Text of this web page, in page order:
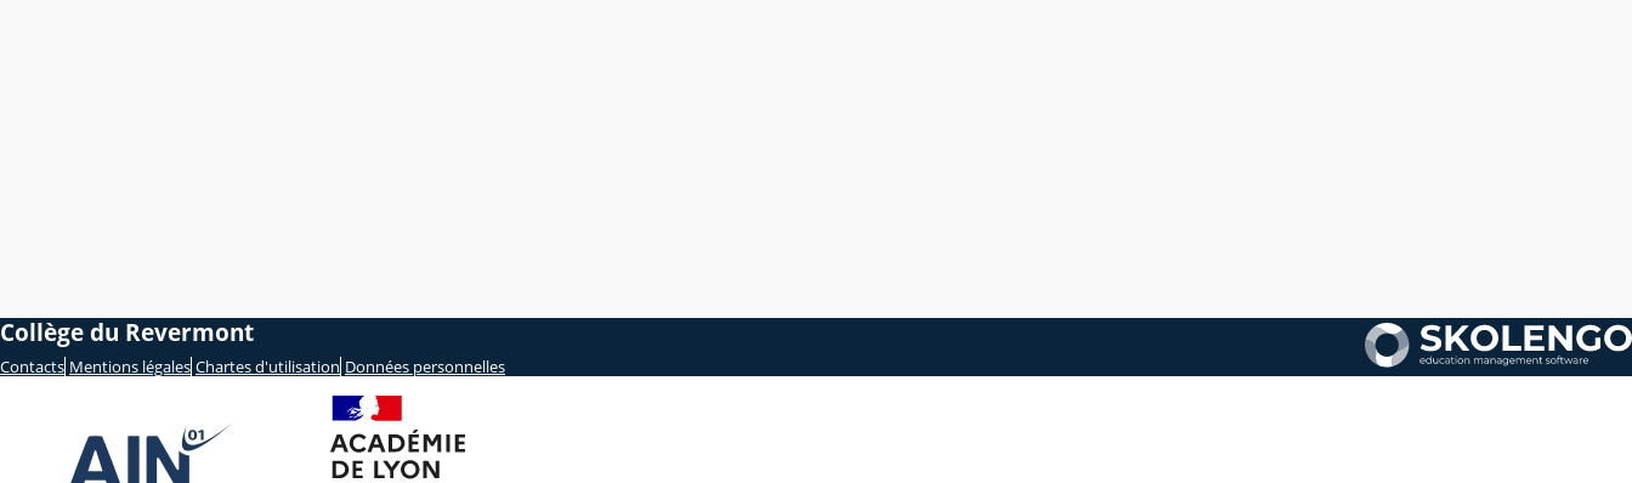
Collège du Revermont
Contacts Mentions légales Chartes d'utilisation Données personnelles